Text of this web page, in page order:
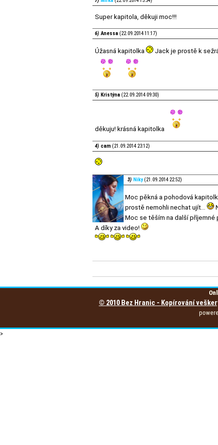
Super kapitola, děkuji moc!!!
6) Anessa (22.09.2014 11:17)
Úžasná kapitolka Jack je prostě k
5) Kristýna (22.09.2014 09:30)
děkuju! krásná kapitolka
4) cam (21.09.2014 23:12)
3) Niky (21.09.2014 22:52)
Moc pěkná a pohodová
prostě nemohli nechat ujít...
Moc se těším na další
A díky za video!
© 2010 Bez Hranic - Kopírování
>